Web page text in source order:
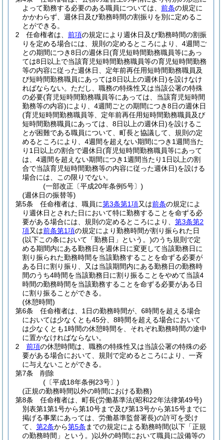
よって勤務する必要のある職員については、 前条の規定に
かかわらず、週休日及び勤務時間の割振りを別に定めるこ
とができる。
2
任命権者は、 前項の規定により週休日及び勤務時間の割振
りを定める場合には、規則の定めるところにより、4週間ご
との期間につき8日の週休日(育児短時間勤務職員等にあっ
ては8日以上で当該育児短時間勤務職員等の育児短時間勤務
等の内容に従った週休日、定年前再任用短時間勤務職員及
び短時間勤務職員にあっては8日以上の週休日)を設けなけ
ればならない。 ただし、職務の特殊性又は当該公署の特殊
の必要(育児短時間勤務職員等にあっては、当該育児短時間
勤務等の内容)により、4週間ごとの期間につき8日の週休日
(育児短時間勤務職員等、定年前再任用短時間勤務職員及び
短時間勤務職員にあっては、8日以上の週休日)を設けるこ
とが困難である職員について、町長と協議して、規則の定
めるところにより、4週間を超えない期間につき1週間当た
り1日以上の割合で週休日(育児短時間勤務職員等にあって
は、4週間を超えない期間につき1週間当たり1日以上の割
合で当該育児短時間勤務等の内容に従った週休日)を設ける
場合には、この限りでない。
(一部改正〔平成20年条例5号〕)
(週休日の振替等)
第5条
任命権者は、職員に第3条第1項又は前条の規定によ
り週休日とされた日において特に勤務することを命ずる必
要がある場合には、規則の定めるところにより、 第3条第2
項又は前条第1項の規定により勤務時間が割り振られた日
(以下この条において「勤務日」という。)のうち規則で定
める期間内にある勤務日を週休日に変更して当該勤務日に
割り振られた勤務時間を当該勤務することを命ずる必要が
ある日に割り振り、又は当該期間内にある勤務日の勤務時
間のうち4時間を当該勤務日に割り振ることをやめて当該4
時間の勤務時間を当該勤務することを命ずる必要がある日
に割り振ることができる。
(休憩時間)
第6条
任命権者は、1日の勤務時間が、6時間を超える場合
においては少なくとも45分、8時間を超える場合において
は少なくとも1時間の休憩時間を、それぞれ勤務時間の途中
に置かなければならない。
2
前項の休憩時間は、職務の特殊性又は当該公署の特殊の必
要がある場合において、規則で定めるところにより、一斉
に与えないことができる。
第7条
削除
(〔平成18年条例23号〕)
(正規の勤務時間以外の時間における勤務)
第8条
任命権者は、町長(労働基準法(昭和22年法律第49号)
別表第1第1号から第10号まで及び第13号から第15号までに
掲げる事業にあっては、労働基準監督署長)の許可を受け
て、 第2条から第5条 までの規定による勤務時間(以下「正規
の勤務時間」という。)以外の時間において職員に設備等の